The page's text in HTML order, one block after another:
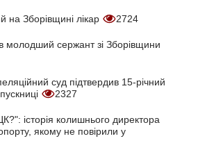
на Зборівщині лікар 2724
молодший сержант зі Зборівщини
суд підтвердив 15-річний
2327
історія колишнього директора
якому не повірили у